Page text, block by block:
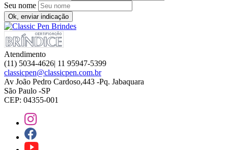
Seu nome
Ok, enviar indicação
Atendimento
(11) 5034-4626| 11 95947-5399
classicpen@classicpen.com.br
Av João Pedro Cardoso,443 -Pq. Jabaquara
São Paulo -SP
CEP: 04355-001